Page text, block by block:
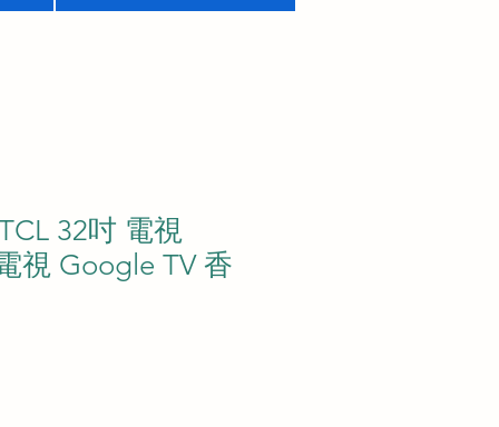
32吋 電視
視 Google TV 香